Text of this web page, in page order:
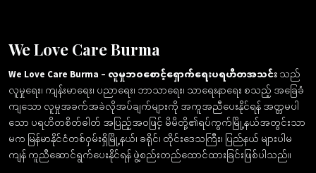
We Love Care Burma
We Love Care Burma – လူမှုဘဝစောင့်ရှောက်ရေးပရဟိတအသင်း သည်
လူမှုရေး၊ ကျန်းမာရေး၊ ပညာရေး၊ ဘာသာရေး၊ သာရေးနာရေး စသည့် အခြေခံ
ကျသော လူမှုအခက်အခဲလိုအပ်ချက်များကို အကူအညီပေးနိုင်ရန် အတ္တမပါ
သော ပရဟိတစိတ်ဓါတ် အပြည့်အဝဖြင့် မိမိတို့၏ရပ်ကွက်မြို့နယ်အတွင်းသာ
မက မြန်မာနိုင်ငံတစ်ဝှမ်းရှိမြို့နယ်၊ ခရိုင်၊ တိုင်းဒေသကြီး၊ ပြည်နယ် များပါမ
ကျန် ကူညီဆောင်ရွက်ပေးနိုင်ရန် ဖွဲ့စည်းတည်ထောင်ထားခြင်းဖြစ်ပါသည်။